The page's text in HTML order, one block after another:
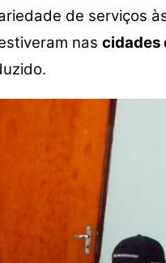
de serviços
nas cidades